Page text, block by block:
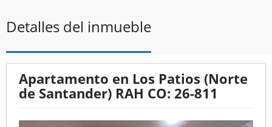
Detalles del inmueble
Apartamento en Los Patios (Norte
de Santander) RAH CO: 26-811